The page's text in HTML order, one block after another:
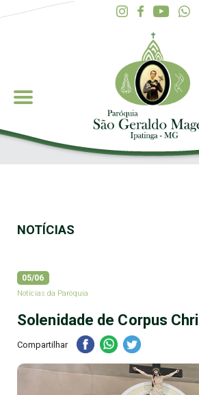
NOTÍCIAS
05/06
Notícias da Paróquia
Solenidade de Corpus
Compartilhar